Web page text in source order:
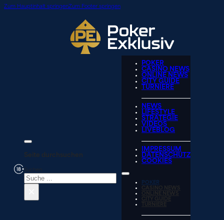
Zum Hauptinhalt springenZum Footer springen
Seite durchsuchen
POKER
CASINO NEWS
ONLINE NEWS
CITY GUIDE
TURNIERE
NEWS
LIFESTYLE
STRATEGIE
VIDEOS
LIVEBLOG
IMPRESSUM
DATENSCHUTZ
COOKIES
POKER
CASINO NEWS
ONLINE NEWS
CITY GUIDE
TURNIERE